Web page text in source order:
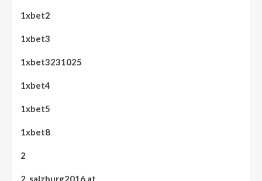
1xbet2
1xbet3
1xbet3231025
1xbet4
1xbet5
1xbet8
2
2. salzburg2016.at